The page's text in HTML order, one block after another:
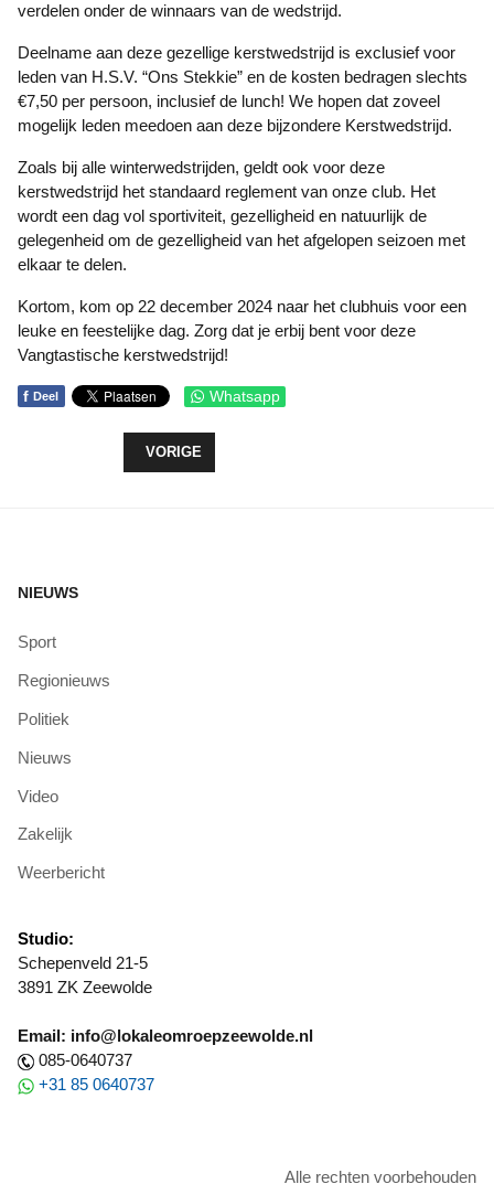
verdelen onder de winnaars van de wedstrijd.
Deelname aan deze gezellige kerstwedstrijd is exclusief voor
leden van H.S.V. “Ons Stekkie” en de kosten bedragen slechts
€7,50 per persoon, inclusief de lunch! We hopen dat zoveel
mogelijk leden meedoen aan deze bijzondere Kerstwedstrijd.
Zoals bij alle winterwedstrijden, geldt ook voor deze
kerstwedstrijd het standaard reglement van onze club. Het
wordt een dag vol sportiviteit, gezelligheid en natuurlijk de
gelegenheid om de gezelligheid van het afgelopen seizoen met
elkaar te delen.
Kortom, kom op 22 december 2024 naar het clubhuis voor een
leuke en feestelijke dag. Zorg dat je erbij bent voor deze
Vangtastische kerstwedstrijd!
f Deel Whatsapp
VORIG ARTIKEL: VALENTIJNVERWENOCHTEND
VORIGE
NIEUWS
Sport
Regionieuws
Politiek
Nieuws
Video
Zakelijk
Weerbericht
Studio:
Schepenveld 21-5
3891 ZK Zeewolde
Email: info@lokaleomroepzeewolde.nl
085-0640737
+31 85 0640737
Alle rechten voorbehouden